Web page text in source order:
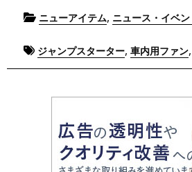
Posted
ニューアイテム, ニュース・イベン
Tagged
ジャンプスターター, 車内用ファン,